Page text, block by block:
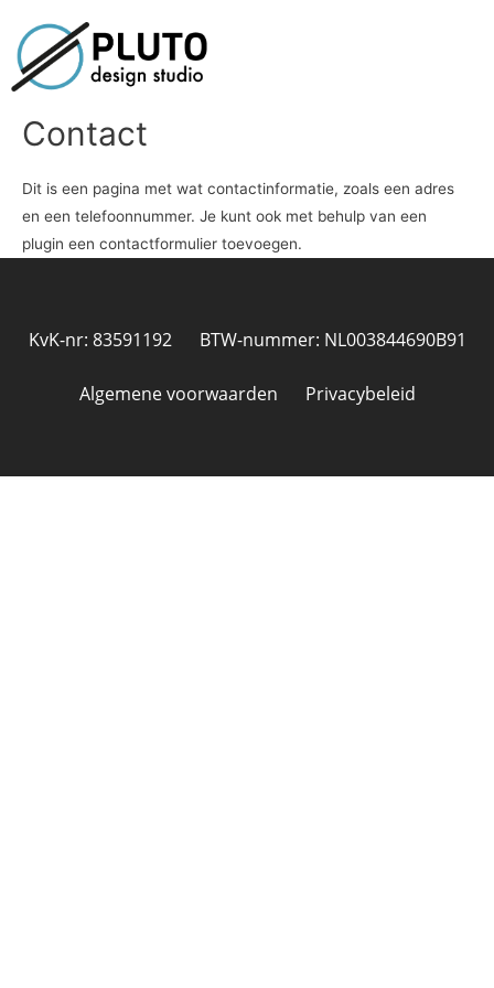
Contact
Dit is een pagina met wat contactinformatie, zoals een adres
en een telefoonnummer. Je kunt ook met behulp van een
plugin een contactformulier toevoegen.
KvK-nr: 83591192 BTW-nummer: NL003844690B91
Algemene voorwaarden Privacybeleid